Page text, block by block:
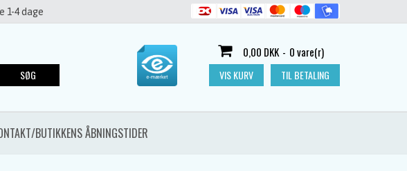
1-4 dage
0,00 DKK - 0 vare(r)
VIS KURV TIL BETALING
BUTIKKENS ÅBNINGSTIDER
SØG